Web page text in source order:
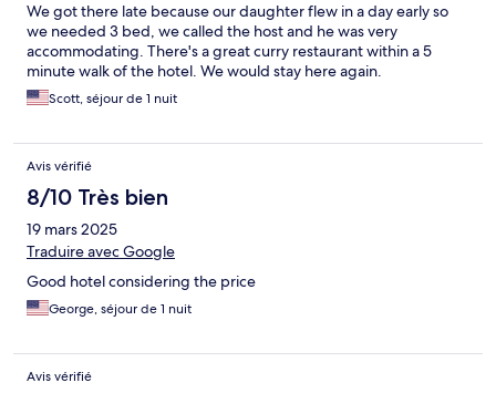
We got there late because our daughter flew in a day early so
we needed 3 bed, we called the host and he was very
accommodating. There's a great curry restaurant within a 5
minute walk of the hotel. We would stay here again.
Scott, séjour de 1 nuit
Avis vérifié
8/10 Très bien
19 mars 2025
Traduire avec Google
Good hotel considering the price
George, séjour de 1 nuit
Avis vérifié